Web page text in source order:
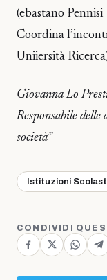
(ebastano Pennisi
Coordina
Uniiersità
Giovanna Lo
Responsabile delle
società”
Istituzioni
CONDIVIDI